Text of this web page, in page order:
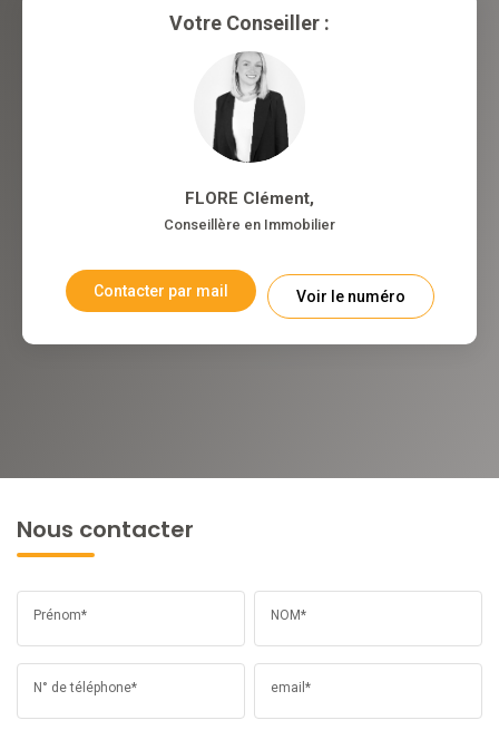
Votre Conseiller :
FLORE Clément,
Conseillère en Immobilier
Contacter par mail Voir le numéro
Nous contacter
Prénom* NOM*
N° de téléphone* email*